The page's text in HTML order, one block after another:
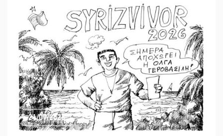
21/07/2026